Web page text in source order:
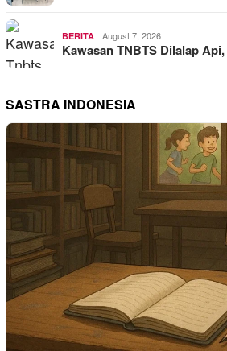
BERITA August 7, 2026
Kawasan TNBTS Dilalap
SASTRA INDONESIA